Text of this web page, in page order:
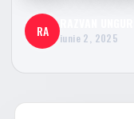
RA iunie 2, 2025